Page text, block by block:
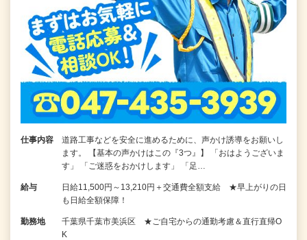
仕事内容
道路工事などを安全に進めるために、声かけ誘導をお願いし
ます。 【基本の声かけはこの『3つ』】 「おはようございま
す」 「ご迷惑をおかけします」 「足…
給与
日給11,500円～13,210円＋交通費全額支給 ★早上がりの日
も日給全額保障！
勤務地
千葉県千葉市美浜区 ★ご自宅からの通勤考慮＆直行直帰O
K